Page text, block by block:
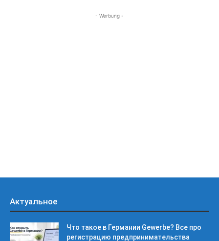
- Werbung -
Актуальное
Что такое в Германии Gewerbe? Все про
регистрацию предпринимательства